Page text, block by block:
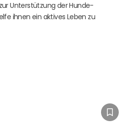
Unterstützung der Hunde-
ihnen ein aktives Leben zu